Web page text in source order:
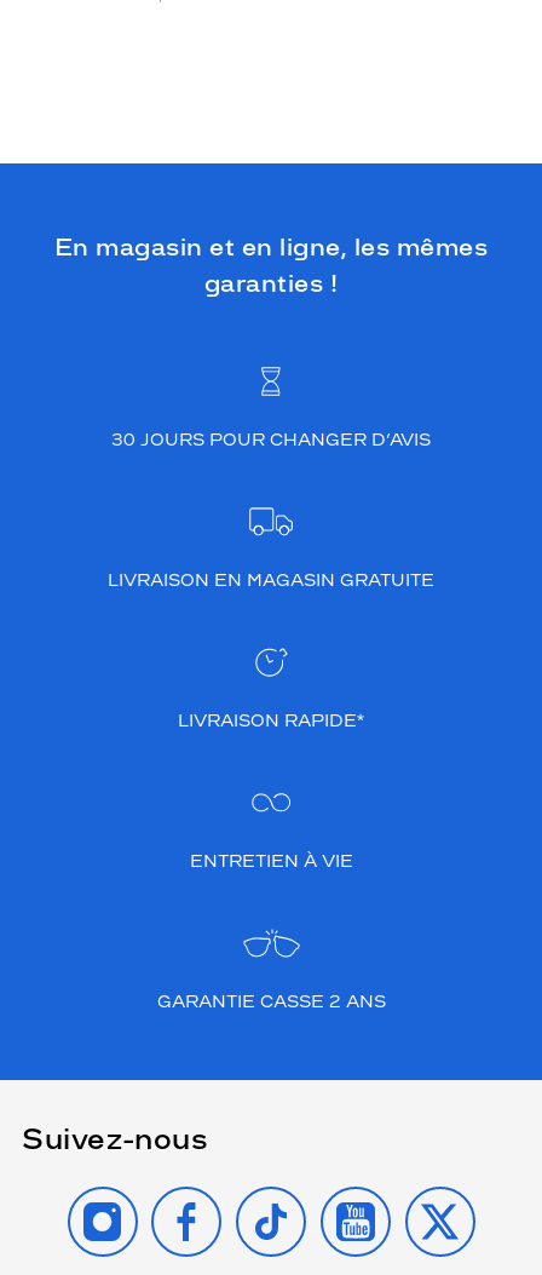
En magasin et en ligne, les mêmes
garanties !
30 JOURS POUR CHANGER D’AVIS
LIVRAISON EN MAGASIN GRATUITE
LIVRAISON RAPIDE*
ENTRETIEN À VIE
GARANTIE CASSE 2 ANS
Suivez-nous
INSTAGRAMFACEBOOK
TIKTOK YOUTUBE
X